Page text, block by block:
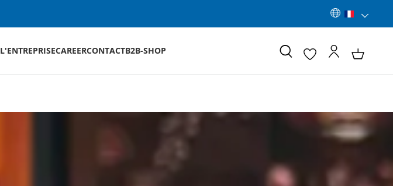
L'ENTREPRISECAREERCONTACTB2B-SHOP